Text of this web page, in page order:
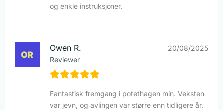
og enkle instruksjoner.
Owen R.
Reviewer
20/08/2025
Fantastisk fremgang i potethagen min. Veksten
var jevn, og avlingen var større enn tidligere år.